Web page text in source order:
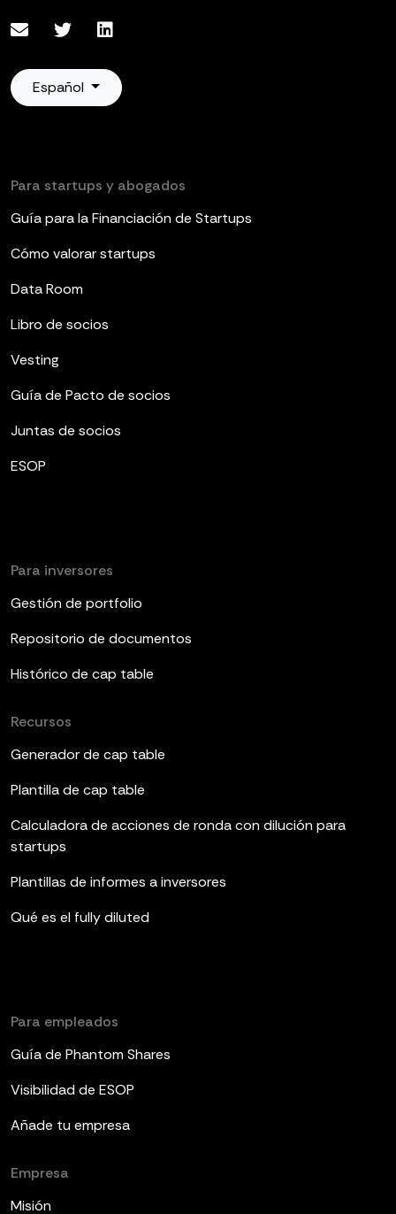
Español
Para startups y abogados
Guía para la Financiación de Startups
Cómo valorar startups
Data Room
Libro de socios
Vesting
Guía de Pacto de socios
Juntas de socios
ESOP
Para inversores
Gestión de portfolio
Repositorio de documentos
Histórico de cap table
Recursos
Generador de cap table
Plantilla de cap table
Calculadora de acciones de ronda con dilución para
startups
Plantillas de informes a inversores
Qué es el fully diluted
Para empleados
Guía de Phantom Shares
Visibilidad de ESOP
Añade tu empresa
Empresa
Misión